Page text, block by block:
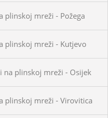
plinskoj mreži - Požega
plinskoj mreži - Kutjevo
plinskoj mreži - Osijek
plinskoj mreži - Virovitica